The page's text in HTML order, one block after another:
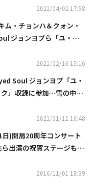
2021/04/02 17:58
ム・チョンハ＆クォン・
ジョンヨプら「ユ・ヒ
2021/02/16 15:16
Soul ジョンヨプ「ユ・
」収録に参加…雪の中で
2021/01/12 16:48
)開局20周年コンサート
出演の祝賀ステージも予
2016/11/01 18:39